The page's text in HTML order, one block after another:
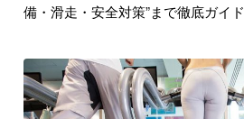
備・滑走・安全対策”まで徹底ガイド